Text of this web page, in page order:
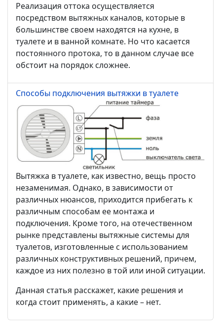
Реализация оттока осуществляется
посредством вытяжных каналов, которые в
большинстве своем находятся на кухне, в
туалете и в ванной комнате. Но что касается
постоянного протока, то в данном случае все
обстоит на порядок сложнее.
Способы подключения вытяжки в туалете
Вытяжка в туалете, как известно, вещь просто
незаменимая. Однако, в зависимости от
различных нюансов, приходится прибегать к
различным способам ее монтажа и
подключения. Кроме того, на отечественном
рынке представлены вытяжные системы для
туалетов, изготовленные с использованием
различных конструктивных решений, причем,
каждое из них полезно в той или иной ситуации.
Данная статья расскажет, какие решения и
когда стоит применять, а какие – нет.